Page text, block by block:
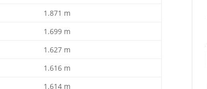
1.871 m
1.699 m
1.627 m
1.616 m
1.614 m